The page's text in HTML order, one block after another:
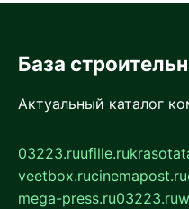
База
Актуальный каталог
03223.ruufille.ru
veetbox.rucinemapost.ru
mega-press.ru03223.ru